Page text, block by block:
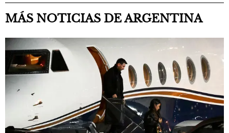
MÁS NOTICIAS DE ARGENTINA